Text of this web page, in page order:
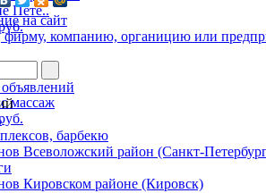
Пете..
массаж
барбекю
Всеволожский район (Санкт-
Кировском районе (Кировск)